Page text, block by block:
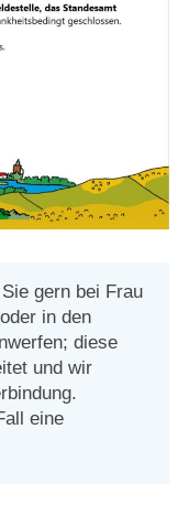
(Уккермарк)
gern bei Frau
in den
diese
und wir
eine